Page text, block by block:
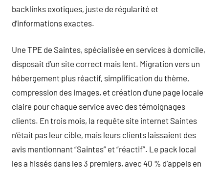
backlinks exotiques, juste de régularité et
d’informations exactes.
Une TPE de Saintes, spécialisée en services à domicile,
disposait d’un site correct mais lent. Migration vers un
hébergement plus réactif, simplification du thème,
compression des images, et création d’une page locale
claire pour chaque service avec des témoignages
clients. En trois mois, la requête site internet Saintes
n’était pas leur cible, mais leurs clients laissaient des
avis mentionnant “Saintes” et “réactif”. Le pack local
les a hissés dans les 3 premiers, avec 40 % d’appels en